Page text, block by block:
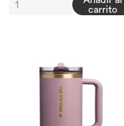
carrito